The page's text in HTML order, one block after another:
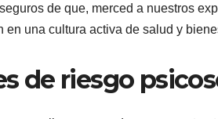
de que, merced a nuestros
una cultura activa de salud y
de riesgo